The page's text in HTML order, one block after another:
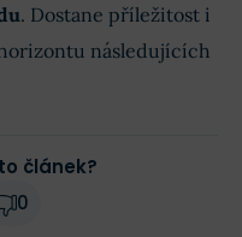
. Dostane příležitost i
následujících
článek?
0